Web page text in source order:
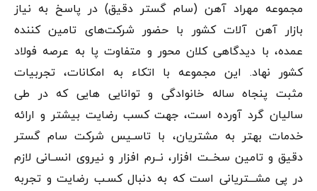
مجموعه مهراد آهن (سام گستر دقيق) در پاسخ به نیاز
بازار آهن‌ آلات کشور با حضور شرکت‌های تامین کننده
عمده، با دیدگاهی کلان محور و متفاوت پا به عرصه فولاد
کشور نهاد. این مجموعه با اتکاء به امکانات، تجربیات
مثبت پنجاه ساله خانوادگی و توانایی هایی که در طی
سالیان گرد آورده است، جهت کسب رضایت بیشتر و ارائه
خدمات بهتر به مشتریان، با تاسـیس شرکت سام گستر
دقيق و تامین سخــت افزار، نــرم افزار و نیروی انســانی لازم
در پی مشـــتریانی است که به دنبال کسـب رضایت و تجربه